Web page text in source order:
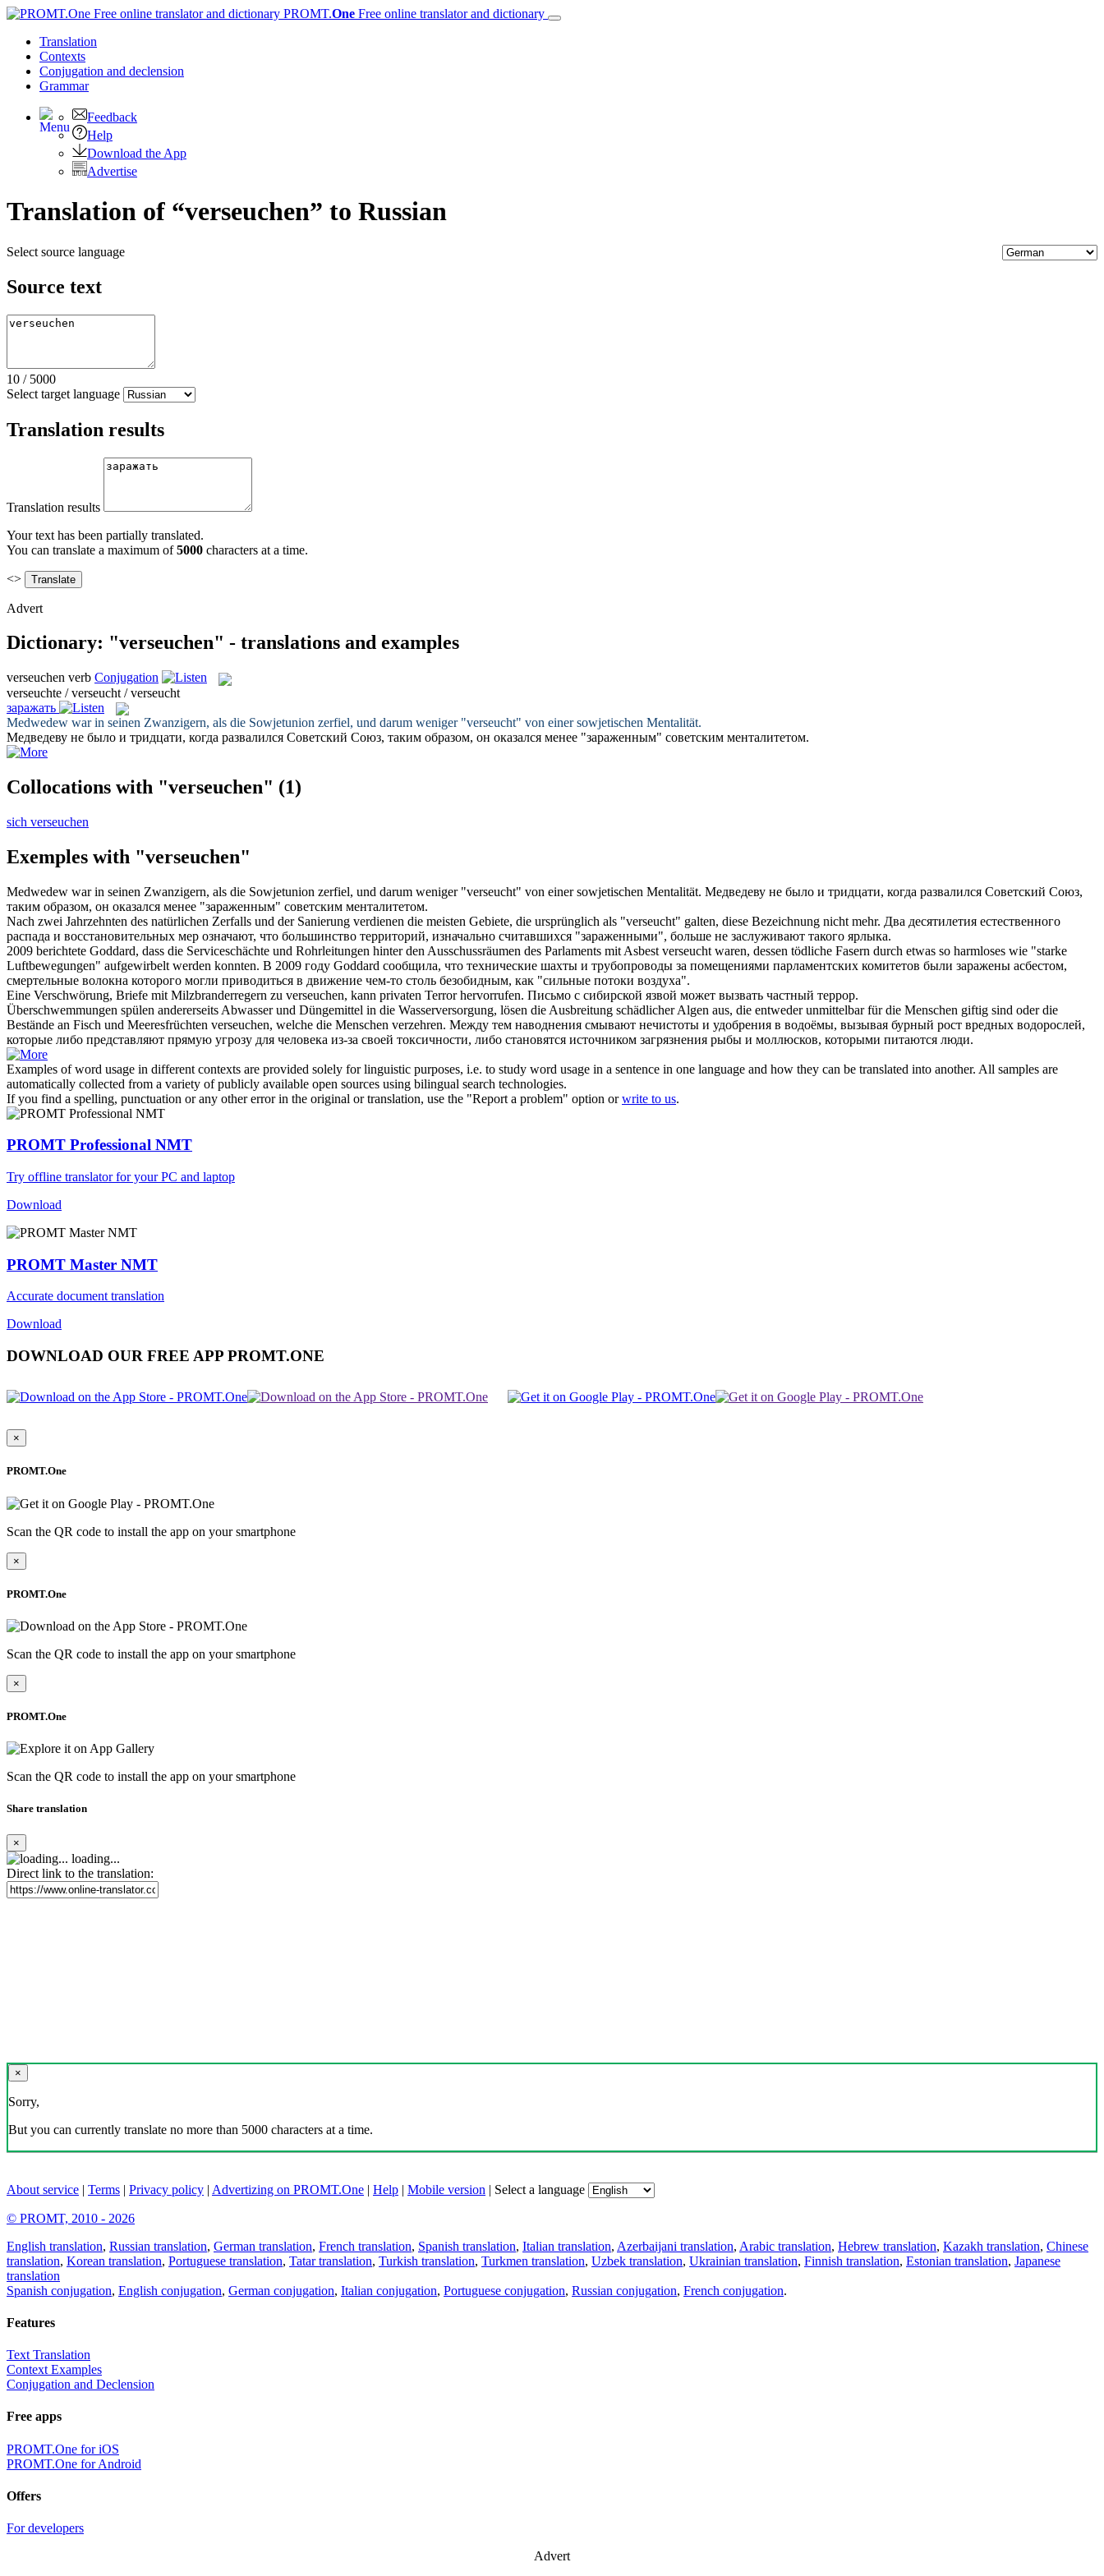
PROMT.One Free online translator and dictionary
Translation
Contexts
Conjugation and declension
Grammar
Feedback
Help
Download the App
Advertise
Translation of “verseuchen” to Russian
Select source language
Source text
10 / 5000
Select target language
Translation results
Translation results
Your text has been partially translated.
You can translate a maximum of5000 characters at a time.
<>
Advert
Dictionary: "verseuchen" - translations and examples
verseuchen verb Conjugation
verseuchte / verseucht / verseucht
заражать
Medwedew war in seinen Zwanzigern, als die Sowjetunion zerfiel, und darum weniger "verseucht" von einer sowjetischen Mentalität.
Медведеву не было и тридцати, когда развалился Советский Союз, таким образом, он оказался менее "зараженным" советским менталитетом.
Collocations with "verseuchen" (1)
sich verseuchen
Exemples with "verseuchen"
Medwedew war in seinen Zwanzigern, als die Sowjetunion zerfiel, und darum weniger "verseucht" von einer sowjetischen Mentalität. Медведеву не было и тридцати, когда развалился Советский Союз,
таким образом, он оказался менее "зараженным" советским менталитетом.
Nach zwei Jahrzehnten des natürlichen Zerfalls und der Sanierung verdienen die meisten Gebiete, die ursprünglich als "verseucht" galten, diese Bezeichnung nicht mehr. Два десятилетия естественного
распада и восстановительных мер означают, что большинство территорий, изначально считавшихся "зараженными", больше не заслуживают такого ярлыка.
2009 berichtete Goddard, dass die Serviceschächte und Rohrleitungen hinter den Ausschussräumen des Parlaments mit Asbest verseucht waren, dessen tödliche Fasern durch etwas so harmloses wie "starke
Luftbewegungen" aufgewirbelt werden konnten. В 2009 году Goddard сообщила, что технические шахты и трубопроводы за помещениями парламентских комитетов были заражены асбестом,
смертельные волокна которого могли приводиться в движение чем-то столь безобидным, как "сильные потоки воздуха".
Eine Verschwörung, Briefe mit Milzbranderregern zu verseuchen, kann privaten Terror hervorrufen. Письмо с сибирской язвой может вызвать частный террор.
Überschwemmungen spülen andererseits Abwasser und Düngemittel in die Wasserversorgung, lösen die Ausbreitung schädlicher Algen aus, die entweder unmittelbar für die Menschen giftig sind oder die
Bestände an Fisch und Meeresfrüchten verseuchen, welche die Menschen verzehren. Между тем наводнения смывают нечистоты и удобрения в водоёмы, вызывая бурный рост вредных водорослей,
которые либо представляют прямую угрозу для человека из-за своей токсичности, либо становятся источником загрязнения рыбы и моллюсков, которыми питаются люди.
Examples of word usage in different contexts are provided solely for linguistic purposes, i.e. to study word usage in a sentence in one language and how they can be translated into another. All samples are
automatically collected from a variety of publicly available open sources using bilingual search technologies.
If you find a spelling, punctuation or any other error in the original or translation, use the "Report a problem" option orwrite to us.
PROMT Professional NMT
Try offline translator for your PC and laptop
Download
PROMT Master NMT
Accurate document translation
Download
DOWNLOAD OUR FREE APP PROMT.ONE
×
PROMT.One
Scan the QR code to install the app on your smartphone
×
PROMT.One
Scan the QR code to install the app on your smartphone
×
PROMT.One
Scan the QR code to install the app on your smartphone
Share translation
×
loading...
Direct link to the translation:
×
Sorry,
But you can currently translate no more than 5000 characters at a time.
About service | Terms | Privacy policy | Advertizing on PROMT.One | Help | Mobile version | Select a language
© PROMT, 2010 - 2026
English translation, Russian translation, German translation, French translation, Spanish translation, Italian translation, Azerbaijani translation, Arabic translation, Hebrew translation, Kazakh translation, Chinese
translation, Korean translation, Portuguese translation, Tatar translation, Turkish translation, Turkmen translation, Uzbek translation, Ukrainian translation, Finnish translation, Estonian translation, Japanese
translation
Spanish conjugation, English conjugation, German conjugation, Italian conjugation, Portuguese conjugation, Russian conjugation, French conjugation.
Features
Text Translation
Context Examples
Conjugation and Declension
Free apps
PROMT.One for iOS
PROMT.One for Android
Offers
For developers
Advert